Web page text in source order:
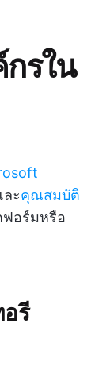
รใน
ะคุณสมบัติ
อร์มหรือ
รี